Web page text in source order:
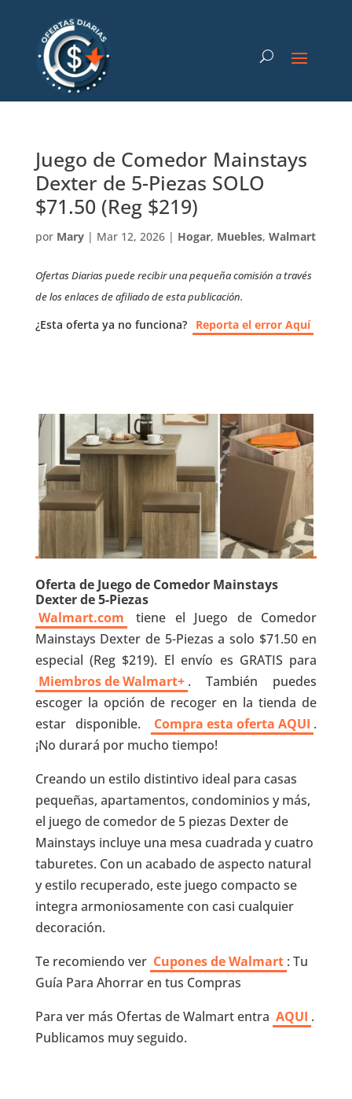
Juego de Comedor Mainstays
Dexter de 5-Piezas SOLO
$71.50 (Reg $219)
por Mary| Mar 12, 2026| Hogar, Muebles, Walmart
Ofertas Diarias puede recibir una pequeña comisión a través
de los enlaces de afiliado de esta publicación.
¿Esta oferta ya no funciona? Reporta el error Aquí
Oferta de Juego de Comedor Mainstays
Dexter de 5-Piezas
Walmart.com
tiene el Juego de Comedor
Mainstays Dexter de 5-Piezas a solo $71.50 en
especial (Reg $219). El envío es GRATIS para
Miembros de Walmart+ . También puedes
escoger la opción de recoger en la tienda de
estar disponible.
Compra esta oferta AQUI .
¡No durará por mucho tiempo!
Creando un estilo distintivo ideal para casas
pequeñas, apartamentos, condominios y más,
el juego de comedor de 5 piezas Dexter de
Mainstays incluye una mesa cuadrada y cuatro
taburetes. Con un acabado de aspecto natural
y estilo recuperado, este juego compacto se
integra armoniosamente con casi cualquier
decoración.
Te recomiendo ver Cupones de Walmart : Tu
Guía Para Ahorrar en tus Compras
Para ver más Ofertas de Walmart entra AQUI .
Publicamos muy seguido.